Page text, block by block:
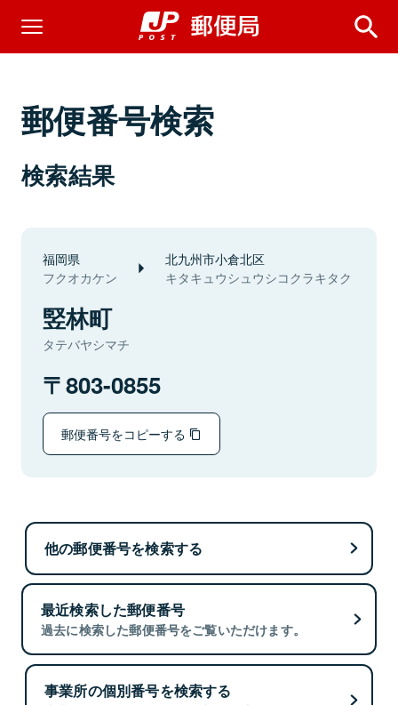
郵便番号検索
検索結果
福岡県
フクオカケン
北九州市小倉北区
キタキュウシュウシコクラキタク
竪林町
タテバヤシマチ
803-0855
郵便番号をコピーする
他の郵便番号を検索する
最近検索した郵便番号
過去に検索した郵便番号をご覧いただけます。
事業所の個別番号を検索する